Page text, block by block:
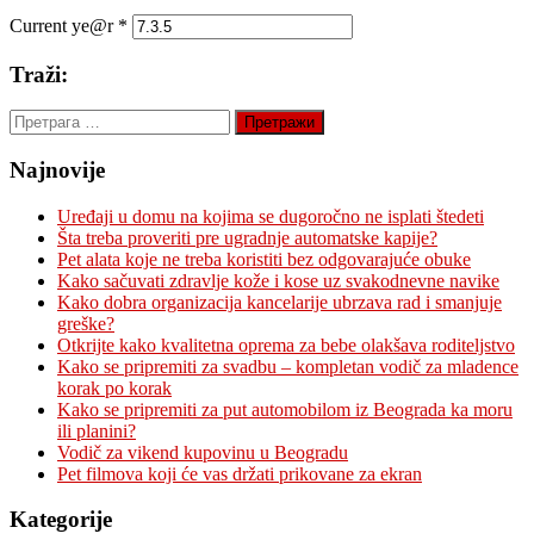
Current ye@r *
Traži:
Претрага
за:
Najnovije
Uređaji u domu na kojima se dugoročno ne isplati štedeti
Šta treba proveriti pre ugradnje automatske kapije?
Pet alata koje ne treba koristiti bez odgovarajuće obuke
Kako sačuvati zdravlje kože i kose uz svakodnevne navike
Kako dobra organizacija kancelarije ubrzava rad i smanjuje
greške?
Otkrijte kako kvalitetna oprema za bebe olakšava roditeljstvo
Kako se pripremiti za svadbu – kompletan vodič za mladence
korak po korak
Kako se pripremiti za put automobilom iz Beograda ka moru
ili planini?
Vodič za vikend kupovinu u Beogradu
Pet filmova koji će vas držati prikovane za ekran
Kategorije